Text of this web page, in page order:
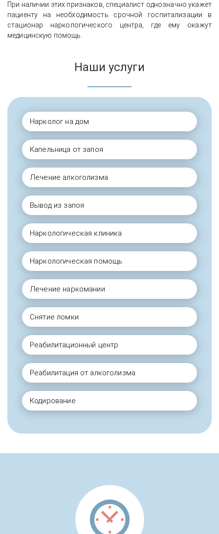
При наличии этих признаков, специалист однозначно укажет
пациенту на необходимость срочной госпитализации в
стационар наркологического центра, где ему окажут
медицинскую помощь.
Наши услуги
Нарколог на дом
Капельница от запоя
Лечение алкоголизма
Вывод из запоя
Наркологическая клиника
Наркологическая помощь
Лечение наркомании
Снятие ломки
Реабилитационный центр
Реабилитация от алкоголизма
Кодирование